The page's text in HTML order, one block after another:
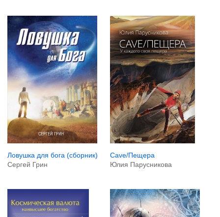
Ловушка для бога (сборник)
Сергей Грин
Cave/Пещера
Юлия Парусникова